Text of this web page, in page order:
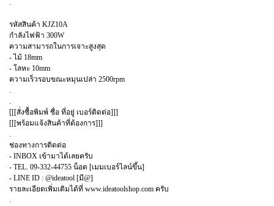
รหัสสินค้า KJZ10A
กำลังไฟฟ้า 300W
ความสามารถในการเจาะสูงสุด
- ไม้ 18mm
- โลหะ 10mm
ความเร็วรอบขณะหมุนเปล่า 2500rpm
[[[สั่งซื้อพิมพ์ ชื่อ ที่อยู่ เบอร์ติดต่อ]]]
[[[พร้อมแจ้งสินค้าที่ต้องการ]]]
ช่องทางการติดต่อ
- INBOX เข้ามาได้เลยครับ
- TEL. 09-332-44755 น็อต [เมมเบอร์ไลน์ขึ้น]
- LINE ID : @ideatool [มี@]
รายละเอียดเพิ่มเติมได้ที่ www.ideatoolshop.com ครับ